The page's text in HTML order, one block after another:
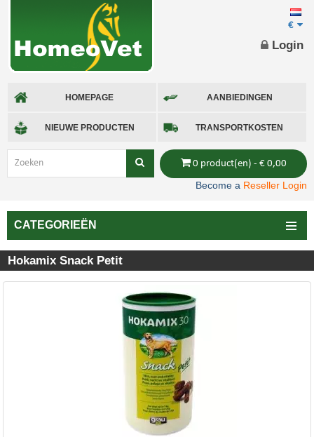
HOMEPAGE AANBIEDINGEN
NIEUWE PRODUCTEN TRANSPORTKOSTEN
€
0 product(en) - € 0,00
Login
Become a Reseller Login
CATEGORIEËN
Hokamix Snack Petit